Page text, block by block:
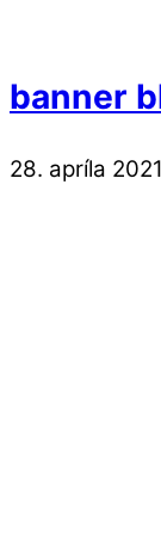
banner
28. apríla 2021